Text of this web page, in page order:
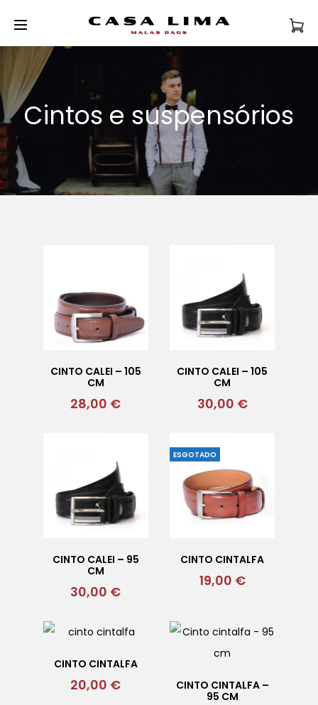
Cintos e suspensórios
CINTO CALEI – 105
CM
28,00 €
CINTO CALEI – 105
CM
30,00 €
CINTO CALEI – 95
CM
30,00 €
ESGOTADO
CINTO CINTALFA
19,00 €
CINTO CINTALFA
20,00 €
CINTO CINTALFA –
95 CM